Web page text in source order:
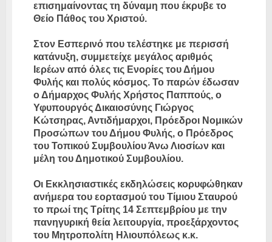
επισημαίνοντας τη δύναμη που έκρυβε το
Θείο Πάθος του Χριστού.
Στον Εσπερινό που τελέστηκε με περισσή
κατάνυξη, συμμετείχε μεγάλος αριθμός
Ιερέων από όλες τις Ενορίες του Δήμου
Φυλής και πολύς κόσμος. Το παρών έδωσαν
ο Δήμαρχος Φυλής Χρήστος Παππούς, ο
Υφυπουργός Δικαιοσύνης Γιώργος
Κώτσηρας, Αντιδήμαρχοι, Πρόεδροι Νομικών
Προσώπων του Δήμου Φυλής, ο Πρόεδρος
του Τοπικού Συμβουλίου Άνω Λιοσίων και
μέλη του Δημοτικού Συμβουλίου.
Οι Εκκλησιαστικές εκδηλώσεις κορυφώθηκαν
ανήμερα του εορτασμού του Τίμιου Σταυρού
το πρωί της Τρίτης 14 Σεπτεμβρίου με την
πανηγυρική θεία λειτουργία, προεξάρχοντος
του Μητροπολίτη Ηλιουπόλεως κ.κ.